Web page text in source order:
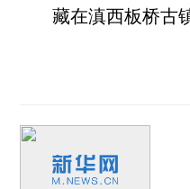
藏在滇西板桥古